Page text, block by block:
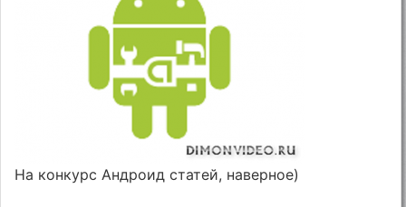
На конкурс Андроид статей, наверное)